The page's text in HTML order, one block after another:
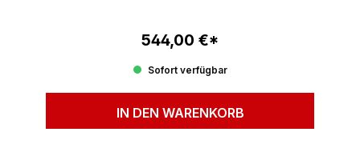
Regulärer Preis:
544,00 €*
Sofort verfügbar
IN DEN WARENKORB